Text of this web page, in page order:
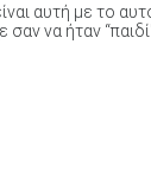
αυτή με το
να ήταν